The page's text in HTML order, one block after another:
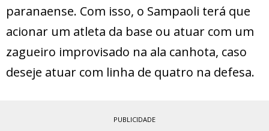
paranaense. Com isso, o Sampaoli terá que
acionar um atleta da base ou atuar com um
zagueiro improvisado na ala canhota, caso
deseje atuar com linha de quatro na defesa.
PUBLICIDADE